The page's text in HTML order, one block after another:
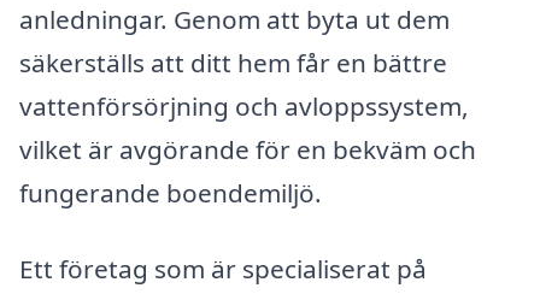
anledningar. Genom att byta ut dem
säkerställs att ditt hem får en bättre
vattenförsörjning och avloppssystem,
vilket är avgörande för en bekväm och
fungerande boendemiljö.
Ett företag som är specialiserat på